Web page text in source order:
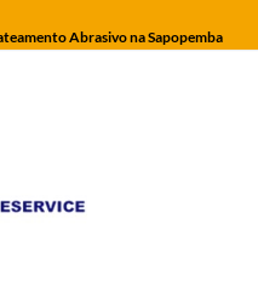
Abrasivo na Sapopemba